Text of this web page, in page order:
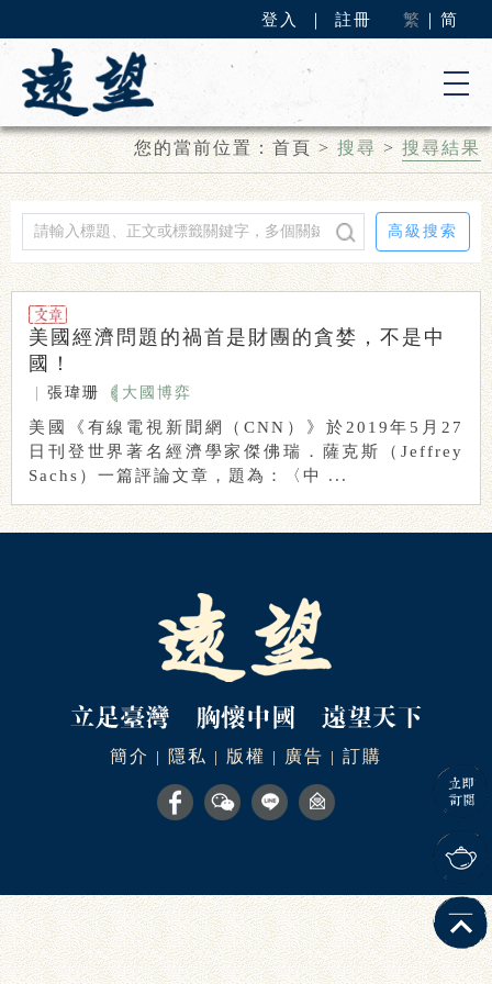
登入 註冊 繁 简
您的當前位置：首頁> 搜尋>搜尋結果
高級搜索
美國經濟問題的禍首是財團的貪婪，不是中
國！
張瑋珊 大國博弈
美國《有線電視新聞網（CNN）》於2019年5月27
日刊登世界著名經濟學家傑佛瑞．薩克斯（Jeffrey
Sachs）一篇評論文章，題為：〈中 ...
簡介 | 隱私 | 版權 | 廣告 | 訂購